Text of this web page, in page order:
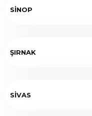
SİNOP
ŞIRNAK
SİVAS